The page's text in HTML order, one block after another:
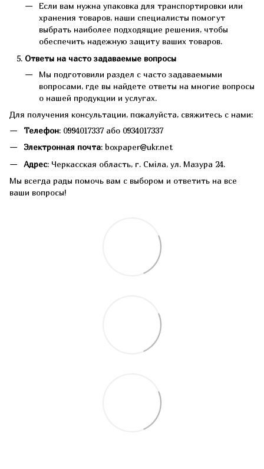
Если вам нужна упаковка для транспортировки или
хранения товаров, наши специалисты помогут
выбрать наиболее подходящие решения, чтобы
обеспечить надежную защиту ваших товаров.
Ответы на часто задаваемые вопросы
Мы подготовили раздел с часто задаваемыми
вопросами, где вы найдете ответы на многие вопросы
о нашей продукции и услугах.
Для получения консультации, пожалуйста, свяжитесь с нами:
Телефон: 0994017337 або 0934017337
Электронная почта: boxpaper@ukr.net
Адрес: Черкасская область, г. Сміла, ул. Мазура 24.
Мы всегда рады помочь вам с выбором и ответить на все
ваши вопросы!